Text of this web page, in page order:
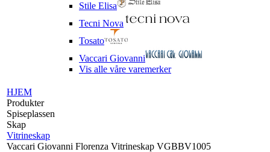
Stile Elisa
Tecni Nova
Tosato
Vaccari Giovanni
Vis alle våre varemerker
HJEM
Produkter
Spiseplassen
Skap
Vitrineskap
Vaccari Giovanni Florenza Vitrineskap VGBBV1005